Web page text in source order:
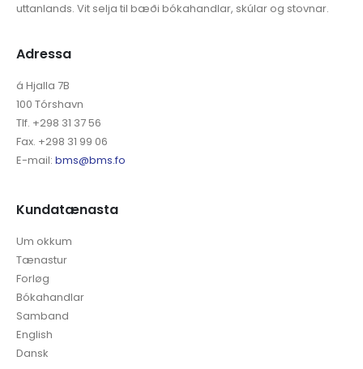
uttanlands. Vit selja til bæði bókahandlar, skúlar og stovnar.
Adressa
á Hjalla 7B
100 Tórshavn
Tlf. +298 31 37 56
Fax. +298 31 99 06
E-mail: bms@bms.fo
Kundatænasta
Um okkum
Tænastur
Forløg
Bókahandlar
Samband
English
Dansk